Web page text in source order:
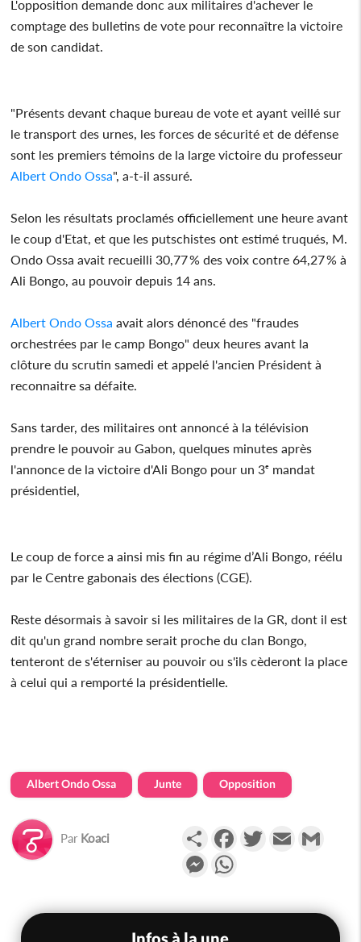
L'opposition demande donc aux militaires d'achever le
comptage des bulletins de vote pour reconnaître la victoire
de son candidat.
"Présents devant chaque bureau de vote et ayant veillé sur
le transport des urnes, les forces de sécurité et de défense
sont les premiers témoins de la large victoire du professeur
Albert Ondo Ossa", a-t-il assuré.
Selon les résultats proclamés officiellement une heure avant
le coup d'Etat, et que les putschistes ont estimé truqués, M.
Ondo Ossa avait recueilli 30,77 % des voix contre 64,27 % à
Ali Bongo, au pouvoir depuis 14 ans.
Albert Ondo Ossa avait alors dénoncé des "fraudes
orchestrées par le camp Bongo" deux heures avant la
clôture du scrutin samedi et appelé l'ancien Président à
reconnaitre sa défaite.
Sans tarder, des militaires ont annoncé à la télévision
prendre le pouvoir au Gabon, quelques minutes après
l'annonce de la victoire d'Ali Bongo pour un 3ᵉ mandat
présidentiel,
Le coup de force a ainsi mis fin au régime d’Ali Bongo, réélu
par le Centre gabonais des élections (CGE).
Reste désormais à savoir si les militaires de la GR, dont il est
dit qu'un grand nombre serait proche du clan Bongo,
tenteront de s'éterniser au pouvoir ou s'ils cèderont la place
à celui qui a remporté la présidentielle.
Albert Ondo Ossa Junte Opposition
Par Koaci PartagerFacebookTwitterEmail
Messenger
Infos à la une